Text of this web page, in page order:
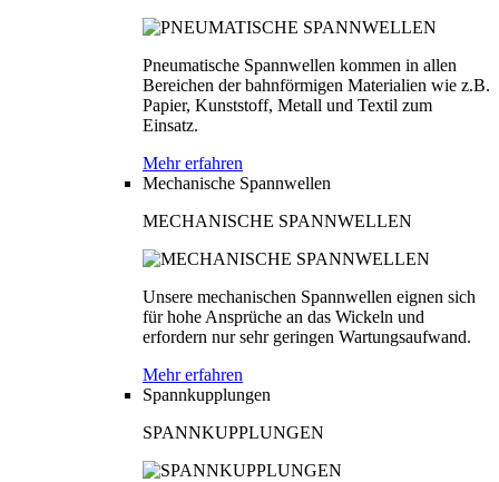
Pneumatische Spannwellen kommen in allen
Bereichen der bahnförmigen Materialien wie z.B.
Papier, Kunststoff, Metall und Textil zum
Einsatz.
Mehr erfahren
Mechanische Spannwellen
MECHANISCHE SPANNWELLEN
Unsere mechanischen Spannwellen eignen sich
für hohe Ansprüche an das Wickeln und
erfordern nur sehr geringen Wartungsaufwand.
Mehr erfahren
Spannkupplungen
SPANNKUPPLUNGEN